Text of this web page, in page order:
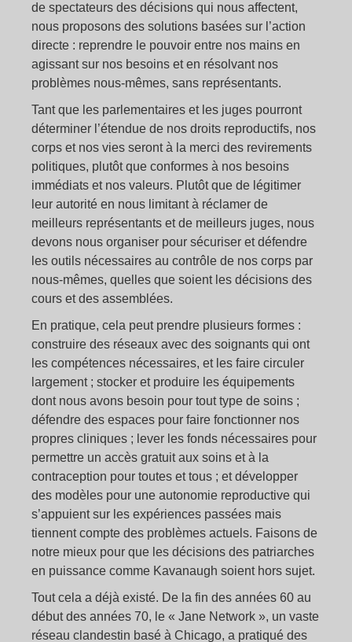
de spectateurs des décisions qui nous affectent,
nous proposons des solutions basées sur l’action
directe : reprendre le pouvoir entre nos mains en
agissant sur nos besoins et en résolvant nos
problèmes nous-mêmes, sans représentants.
Tant que les parlementaires et les juges pourront
déterminer l’étendue de nos droits reproductifs, nos
corps et nos vies seront à la merci des revirements
politiques, plutôt que conformes à nos besoins
immédiats et nos valeurs. Plutôt que de légitimer
leur autorité en nous limitant à réclamer de
meilleurs représentants et de meilleurs juges, nous
devons nous organiser pour sécuriser et défendre
les outils nécessaires au contrôle de nos corps par
nous-mêmes, quelles que soient les décisions des
cours et des assemblées.
En pratique, cela peut prendre plusieurs formes :
construire des réseaux avec des soignants qui ont
les compétences nécessaires, et les faire circuler
largement ; stocker et produire les équipements
dont nous avons besoin pour tout type de soins ;
défendre des espaces pour faire fonctionner nos
propres cliniques ; lever les fonds nécessaires pour
permettre un accès gratuit aux soins et à la
contraception pour toutes et tous ; et développer
des modèles pour une autonomie reproductive qui
s’appuient sur les expériences passées mais
tiennent compte des problèmes actuels. Faisons de
notre mieux pour que les décisions des patriarches
en puissance comme Kavanaugh soient hors sujet.
Tout cela a déjà existé. De la fin des années 60 au
début des années 70, le « Jane Network », un vaste
réseau clandestin basé à Chicago, a pratiqué des